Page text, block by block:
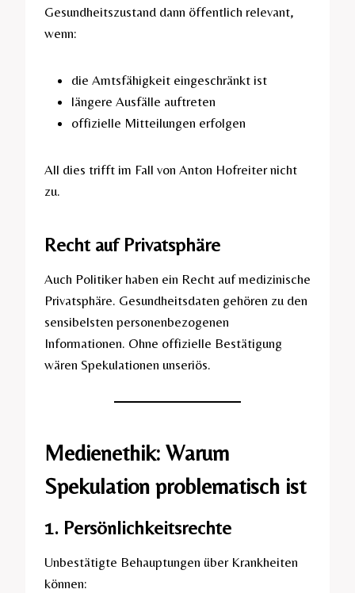
Gesundheitszustand dann öffentlich relevant,
wenn:
die Amtsfähigkeit eingeschränkt ist
längere Ausfälle auftreten
offizielle Mitteilungen erfolgen
All dies trifft im Fall von Anton Hofreiter nicht
zu.
Recht auf Privatsphäre
Auch Politiker haben ein Recht auf medizinische
Privatsphäre. Gesundheitsdaten gehören zu den
sensibelsten personenbezogenen
Informationen. Ohne offizielle Bestätigung
wären Spekulationen unseriös.
Medienethik: Warum
Spekulation problematisch ist
1. Persönlichkeitsrechte
Unbestätigte Behauptungen über Krankheiten
können: